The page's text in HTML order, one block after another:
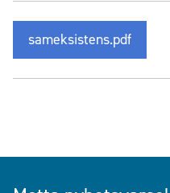
sameksistens.pdf